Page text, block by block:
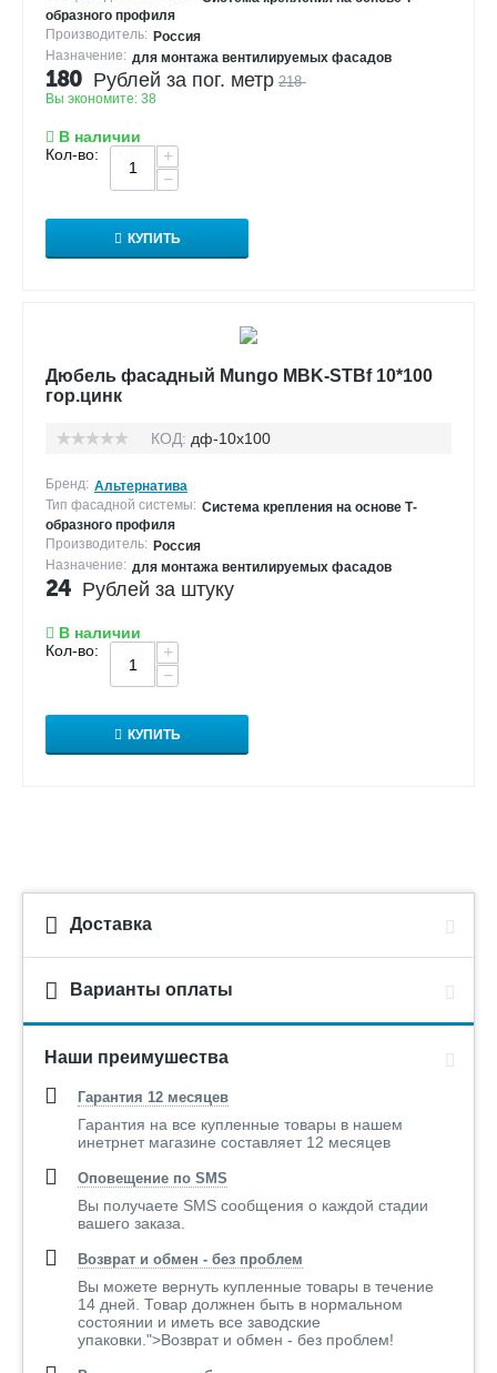
образного профиля
Производитель: Россия
Назначение: для монтажа вентилируемых фасадов
180 Рублей за пог. метр 218
Вы экономите: 38
В наличии
Кол-во:
+
−
КУПИТЬ
Дюбель фасадный Mungo MBK-STBf 10*100
гор.цинк
КОД: дф-10х100
Бренд: Альтернатива
Тип фасадной системы: Система крепления на основе Т-
образного профиля
Производитель: Россия
Назначение: для монтажа вентилируемых фасадов
24 Рублей за штуку
В наличии
Кол-во:
+
−
КУПИТЬ
Доставка
Варианты оплаты
Наши преимушества
Гарантия 12 месяцев
Гарантия на все купленные товары в нашем
инетрнет магазине составляет 12 месяцев
Оповещение по SMS
Вы получаете SMS сообщения о каждой стадии
вашего заказа.
Возврат и обмен - без проблем
Вы можете вернуть купленные товары в течение
14 дней. Товар должнен быть в нормальном
состоянии и иметь все заводские
упаковки.">Возврат и обмен - без проблем!